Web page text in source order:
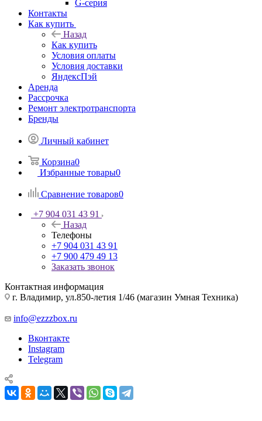
G-серия
Контакты
Как купить
Назад
Как купить
Условия оплаты
Условия доставки
ЯндексПэй
Аренда
Рассрочка
Ремонт электротранспорта
Бренды
Личный кабинет
Корзина0
Избранные товары0
Сравнение товаров0
+7 904 031 43 91
Назад
Телефоны
+7 904 031 43 91
+7 900 479 49 13
Заказать звонок
Контактная информация
г. Владимир, ул.850-летия 1/46 (магазин Умная Техника)
info@ezzzbox.ru
Вконтакте
Instagram
Telegram